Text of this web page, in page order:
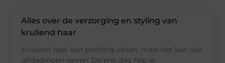
Alles over de verzorging en styling van
krullend haar
Krullend haar kan prachtig vallen, maar het kan ook
uitdagingen geven. De ene dag heb je